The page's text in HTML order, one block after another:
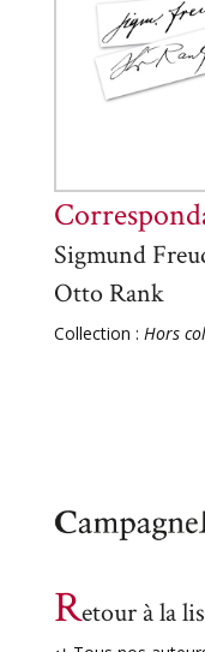
Sigmund
Otto Rank
Collection : Hors
Retour à la